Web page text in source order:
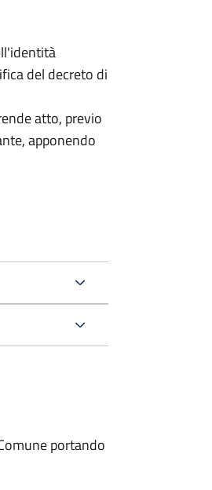
del decreto di
atto, previo
apponendo
portando